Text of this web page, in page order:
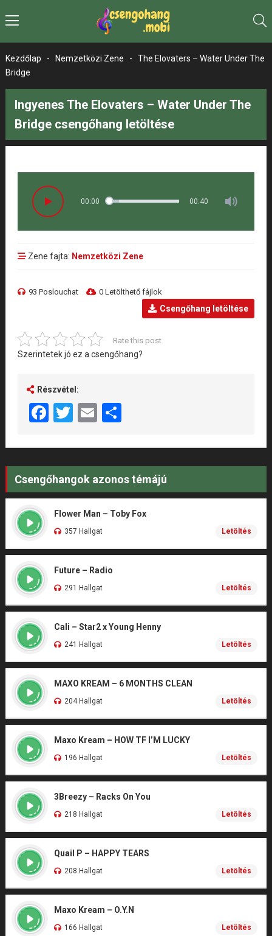
Kezdőlap - Nemzetközi Zene -
The Elovaters – Water Under The
Bridge
Ingyenes The Elovaters – Water Under The
Bridge csengőhang letöltése
00:00 00:40
Zene fajta: Nemzetközi Zene
93 Poslouchat 0 Letölthető fájlok
Csengőhang letöltése
Rate this post
Szerintetek jó ez a csengőhang?
Részvétel:
Facebook
Twitter
EmailShare
Csengőhangok azonos témájú
Flower Man – Toby Fox
357 Hallgat Letöltés
Future – Radio
291 Hallgat Letöltés
Cali – Star2 x Young Henny
241 Hallgat Letöltés
MAXO KREAM – 6 MONTHS CLEAN
204 Hallgat Letöltés
Maxo Kream – HOW TF I’M LUCKY
196 Hallgat Letöltés
3Breezy – Racks On You
218 Hallgat Letöltés
Quail P – HAPPY TEARS
208 Hallgat Letöltés
Maxo Kream – O.Y.N
166 Hallgat Letöltés